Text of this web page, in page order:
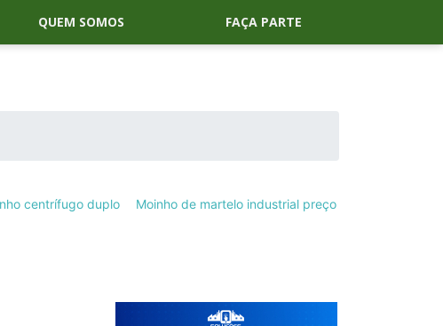
QUEM SOMOS FAÇA PARTE
centrífugo duplo Moinho de martelo industrial preço